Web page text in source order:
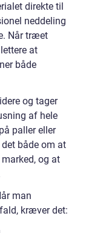
direkte til
neddeling
Når træet
at
både
og tager
af hele
paller eller
både om at
og at
man
kræver det: